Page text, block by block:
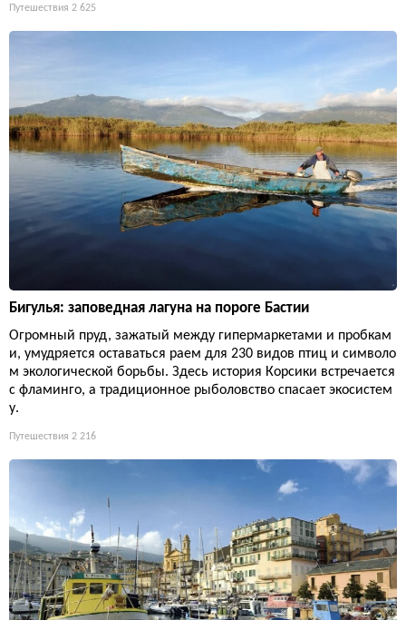
Путешествия 2 625
Бигулья: заповедная лагуна на пороге Бастии
Огромный пруд, зажатый между гипермаркетами и пробкам
и, умудряется оставаться раем для 230 видов птиц и символо
м экологической борьбы. Здесь история Корсики встречается
с фламинго, а традиционное рыболовство спасает экосистем
у.
Путешествия 2 216